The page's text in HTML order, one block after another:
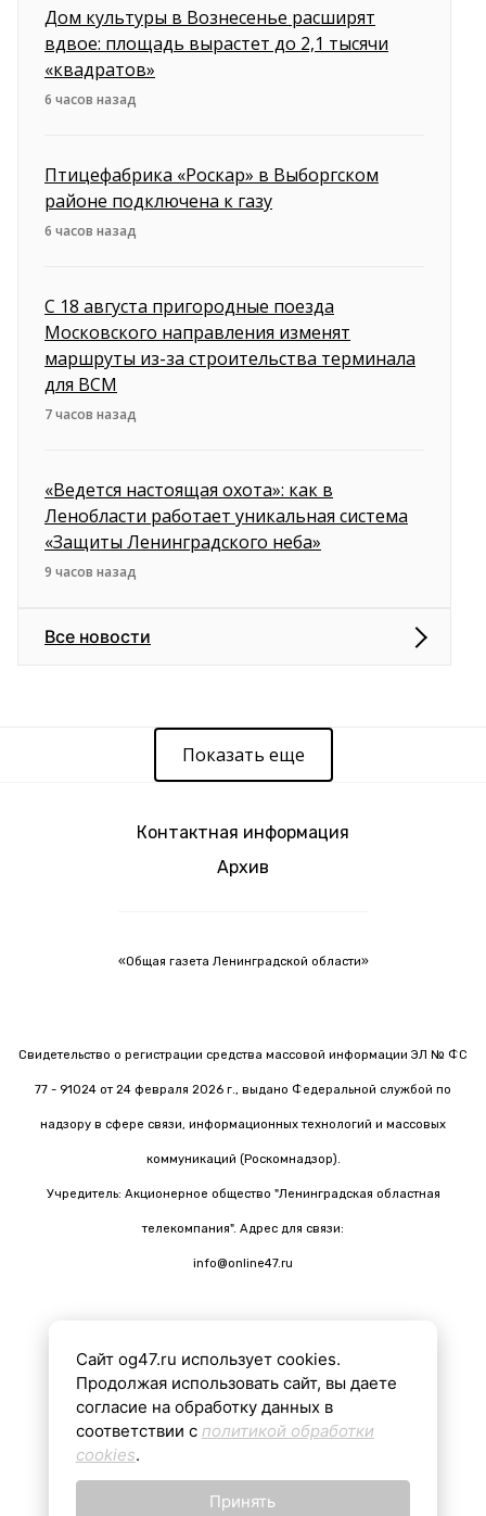
Дом культуры в Вознесенье расширят
вдвое: площадь вырастет до 2,1 тысячи
«квадратов»
6 часов назад
Птицефабрика «Роскар» в Выборгском
районе подключена к газу
6 часов назад
С 18 августа пригородные поезда
Московского направления изменят
маршруты из-за строительства терминала
для ВСМ
7 часов назад
«Ведется настоящая охота»: как в
Ленобласти работает уникальная система
«Защиты Ленинградского неба»
9 часов назад
Все новости
Показать еще
Контактная информация
Архив
«Общая газета Ленинградской области»
Свидетельство о регистрации средства массовой информации ЭЛ № ФС
77 - 91024 от 24 февраля 2026 г., выдано Федеральной службой по
надзору в сфере связи, информационных технологий и массовых
коммуникаций (Роскомнадзор).
Учредитель: Акционерное общество "Ленинградская областная
телекомпания". Адрес для связи:
info@online47.ru
Все материалы на сайте подготовлены с помощью ИИ
16+
Сайт og47.ru использует cookies.
Продолжая использовать сайт, вы даете
согласие на обработку данных в
соответствии с политикой обработки
cookies.
Принять